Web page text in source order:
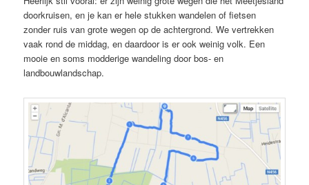
doorkruisen, en je kan er hele stukken wandelen of fietsen
zonder ruis van grote wegen op de achtergrond. We vertrekken
vaak rond de middag, en daardoor is er ook weinig volk. Een
mooie en soms modderige wandeling door bos- en
landbouwlandschap.